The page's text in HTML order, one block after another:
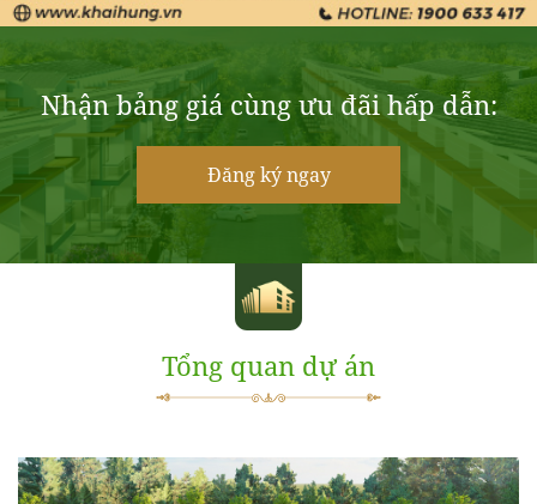
Nhận bảng giá cùng ưu đãi hấp dẫn:
Đăng ký ngay
Tổng quan dự án